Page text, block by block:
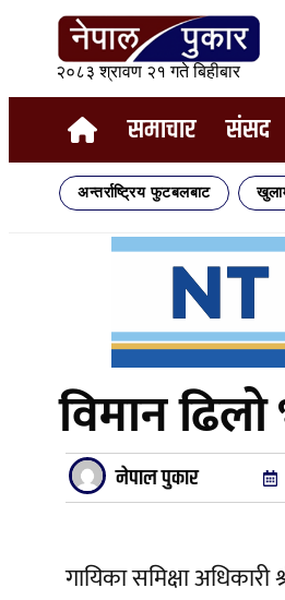
२०८३ श्रावण २१ गते बिहीबार
समाचार संसद
अन्तर्राष्ट्रिय फुटबलबाट
विमान
नेपाल पुकार
गायिका समिक्षा